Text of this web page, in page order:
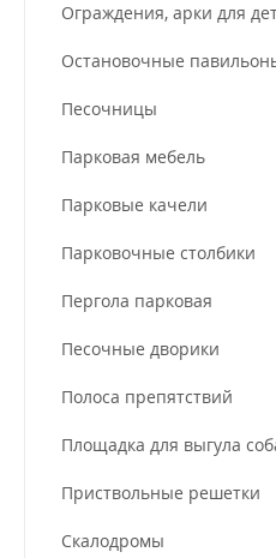
Ограждения, арки для
Остановочные
Песочницы
Парковая мебель
Парковые качели
Парковочные столбики
Пергола парковая
Песочные дворики
Полоса препятствий
Площадка для выгула
Приствольные решетки
Скалодромы